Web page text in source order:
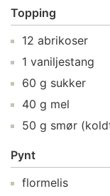
Topping
12 abrikoser
1 vaniljestang
60 g sukker
40 g mel
50 g smør
Pynt
flormelis